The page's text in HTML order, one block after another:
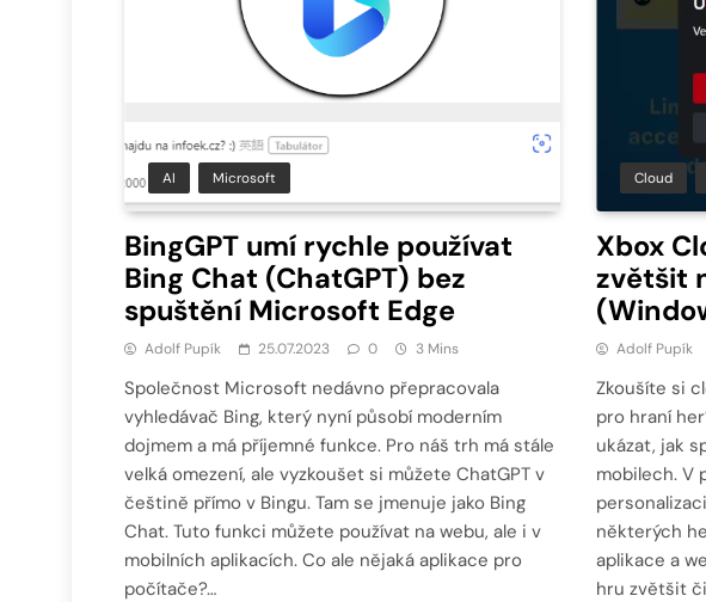
AI Microsoft
BingGPT umí rychle používat
Bing Chat (ChatGPT) bez
spuštění Microsoft Edge
Adolf Pupík 25.07.2023 0 3 Mins
Společnost Microsoft nedávno přepracovala
vyhledávač Bing, který nyní působí moderním
dojmem a má příjemné funkce. Pro náš trh má stále
velká omezení, ale vyzkoušet si můžete ChatGPT v
češtině přímo v Bingu. Tam se jmenuje jako Bing
Chat. Tuto funkci můžete používat na webu, ale i v
mobilních aplikacích. Co ale nějaká aplikace pro
počítače?…
Cloud
Xbox
zvětšit
Adolf Pupík
Zkoušíte si
pro hraní
ukázat, jak
mobilech. V
některých
aplikace a
hru zvětšit